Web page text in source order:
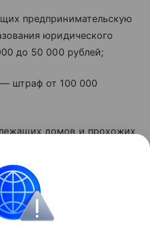
предпринимательскую
юридического
до 50 000 рублей;
штраф от 100 000
домов и прохожих
ограждения. Ваша
Ростова.